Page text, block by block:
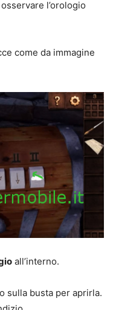
l’orologio
come da immagine
all’interno.
sulla busta per aprirla.